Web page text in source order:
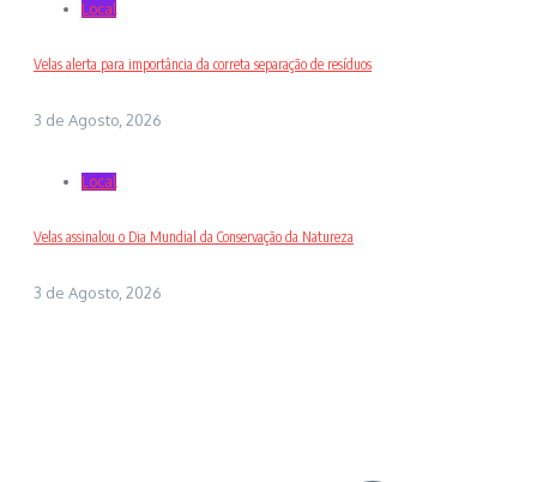
Local
Velas alerta para importância da correta separação de resíduos
3 de Agosto, 2026
Local
Velas assinalou o Dia Mundial da Conservação da Natureza
3 de Agosto, 2026